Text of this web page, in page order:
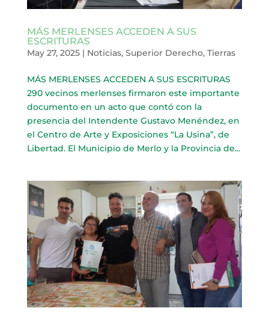
MÁS MERLENSES ACCEDEN A SUS
ESCRITURAS
May 27, 2025| Noticias, Superior Derecho, Tierras
MÁS MERLENSES ACCEDEN A SUS ESCRITURAS
290 vecinos merlenses firmaron este importante
documento en un acto que contó con la
presencia del Intendente Gustavo Menéndez, en
el Centro de Arte y Exposiciones “La Usina”, de
Libertad. El Municipio de Merlo y la Provincia de...